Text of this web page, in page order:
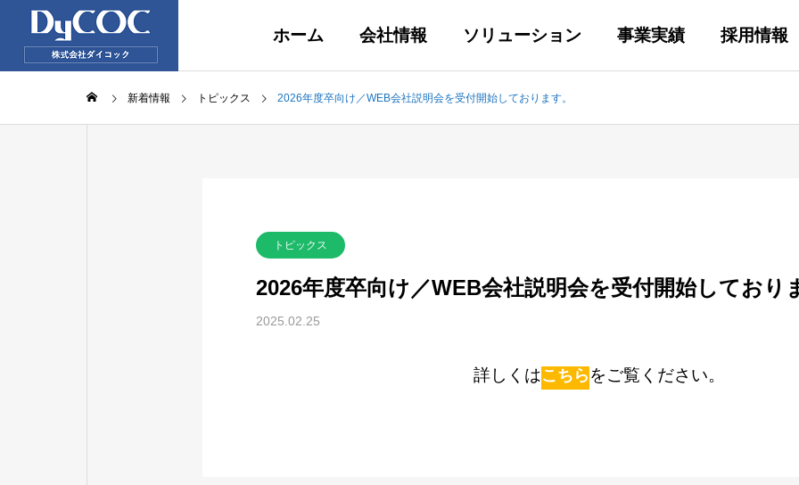
ホーム 会社情報 ソリューション 事業実績 採用情報
新着情報 トピックス 2026年度卒向け／WEB会社説明会を受付開始しております。
トピックス
2026年度卒向け／WEB会社説明会を受付開始しており
2025.02.25
詳しくはこちらをご覧ください。